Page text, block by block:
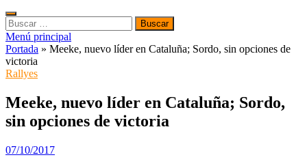
Buscar:
Menú principal
Portada » Meeke, nuevo líder en Cataluña; Sordo, sin opciones de
victoria
Rallyes
Meeke, nuevo líder en Cataluña; Sordo,
sin opciones de victoria
07/10/2017